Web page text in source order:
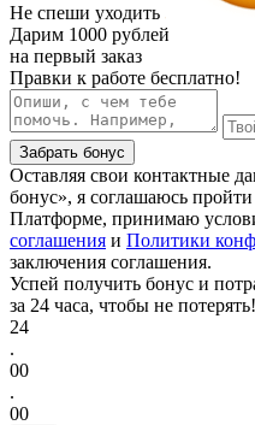
Не спеши уходить
Дарим 1000 рублей
на первый заказ
Правки к работе бесплатно!
Забрать бонус
Оставляя свои контактные
бонус», я соглашаюсь
Платформе, принимаю
соглашения и Политики
заключения соглашения.
Успей получить бонус и
за 24 часа, чтобы не потерять!
24
.
00
.
00